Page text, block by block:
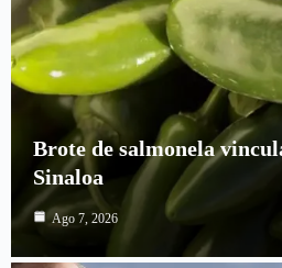
Brote de salmonela
Sinaloa
Ago 7, 2026